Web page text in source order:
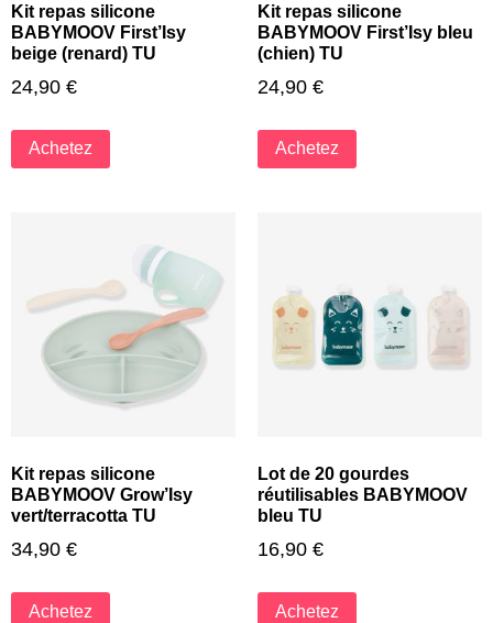
Kit repas silicone
BABYMOOV First’Isy
beige (renard) TU
24,90 €
Achetez
Kit repas silicone
BABYMOOV First’Isy bleu
(chien) TU
24,90 €
Achetez
Kit repas silicone
BABYMOOV Grow’Isy
vert/terracotta TU
34,90 €
Achetez
Lot de 20 gourdes
réutilisables BABYMOOV
bleu TU
16,90 €
Achetez